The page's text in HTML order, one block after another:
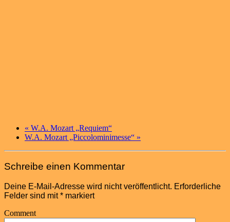
« W.A. Mozart „Requiem“
W.A. Mozart „Piccolominimesse“ »
Schreibe einen Kommentar
Deine E-Mail-Adresse wird nicht veröffentlicht. Erforderliche
Felder sind mit* markiert
Comment